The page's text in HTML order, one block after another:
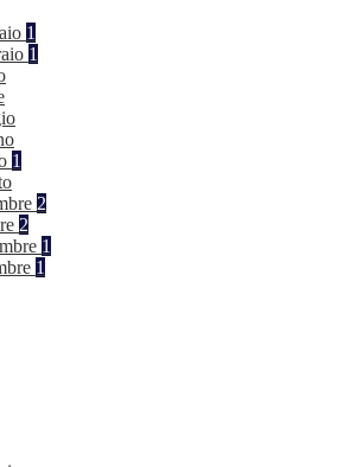
1
1
1
2
2
1
1